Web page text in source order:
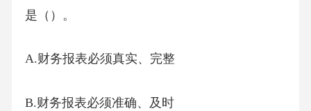
是（）。
A.财务报表必须真实、完整
B.财务报表必须准确、及时